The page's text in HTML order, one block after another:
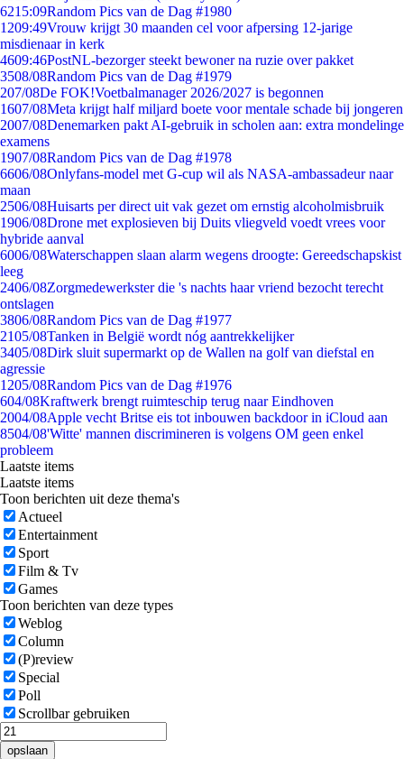
6215:09Random Pics van de Dag #1980
1209:49Vrouw krijgt 30 maanden cel voor afpersing 12-jarige
misdienaar in kerk
4609:46PostNL-bezorger steekt bewoner na ruzie over pakket
3508/08Random Pics van de Dag #1979
207/08De FOK!Voetbalmanager 2026/2027 is begonnen
1607/08Meta krijgt half miljard boete voor mentale schade bij jongeren
2007/08Denemarken pakt AI-gebruik in scholen aan: extra mondelinge
examens
1907/08Random Pics van de Dag #1978
6606/08Onlyfans-model met G-cup wil als NASA-ambassadeur naar
maan
2506/08Huisarts per direct uit vak gezet om ernstig alcoholmisbruik
1906/08Drone met explosieven bij Duits vliegveld voedt vrees voor
hybride aanval
6006/08Waterschappen slaan alarm wegens droogte: Gereedschapskist
leeg
2406/08Zorgmedewerkster die 's nachts haar vriend bezocht terecht
ontslagen
3806/08Random Pics van de Dag #1977
2105/08Tanken in België wordt nóg aantrekkelijker
3405/08Dirk sluit supermarkt op de Wallen na golf van diefstal en
agressie
1205/08Random Pics van de Dag #1976
604/08Kraftwerk brengt ruimteschip terug naar Eindhoven
2004/08Apple vecht Britse eis tot inbouwen backdoor in iCloud aan
8504/08'Witte' mannen discrimineren is volgens OM geen enkel
probleem
Laatste items
Laatste items
Toon berichten uit deze thema's
Actueel
Entertainment
Sport
Film & Tv
Games
Toon berichten van deze types
Weblog
Column
(P)review
Special
Poll
Scrollbar gebruiken
opslaan